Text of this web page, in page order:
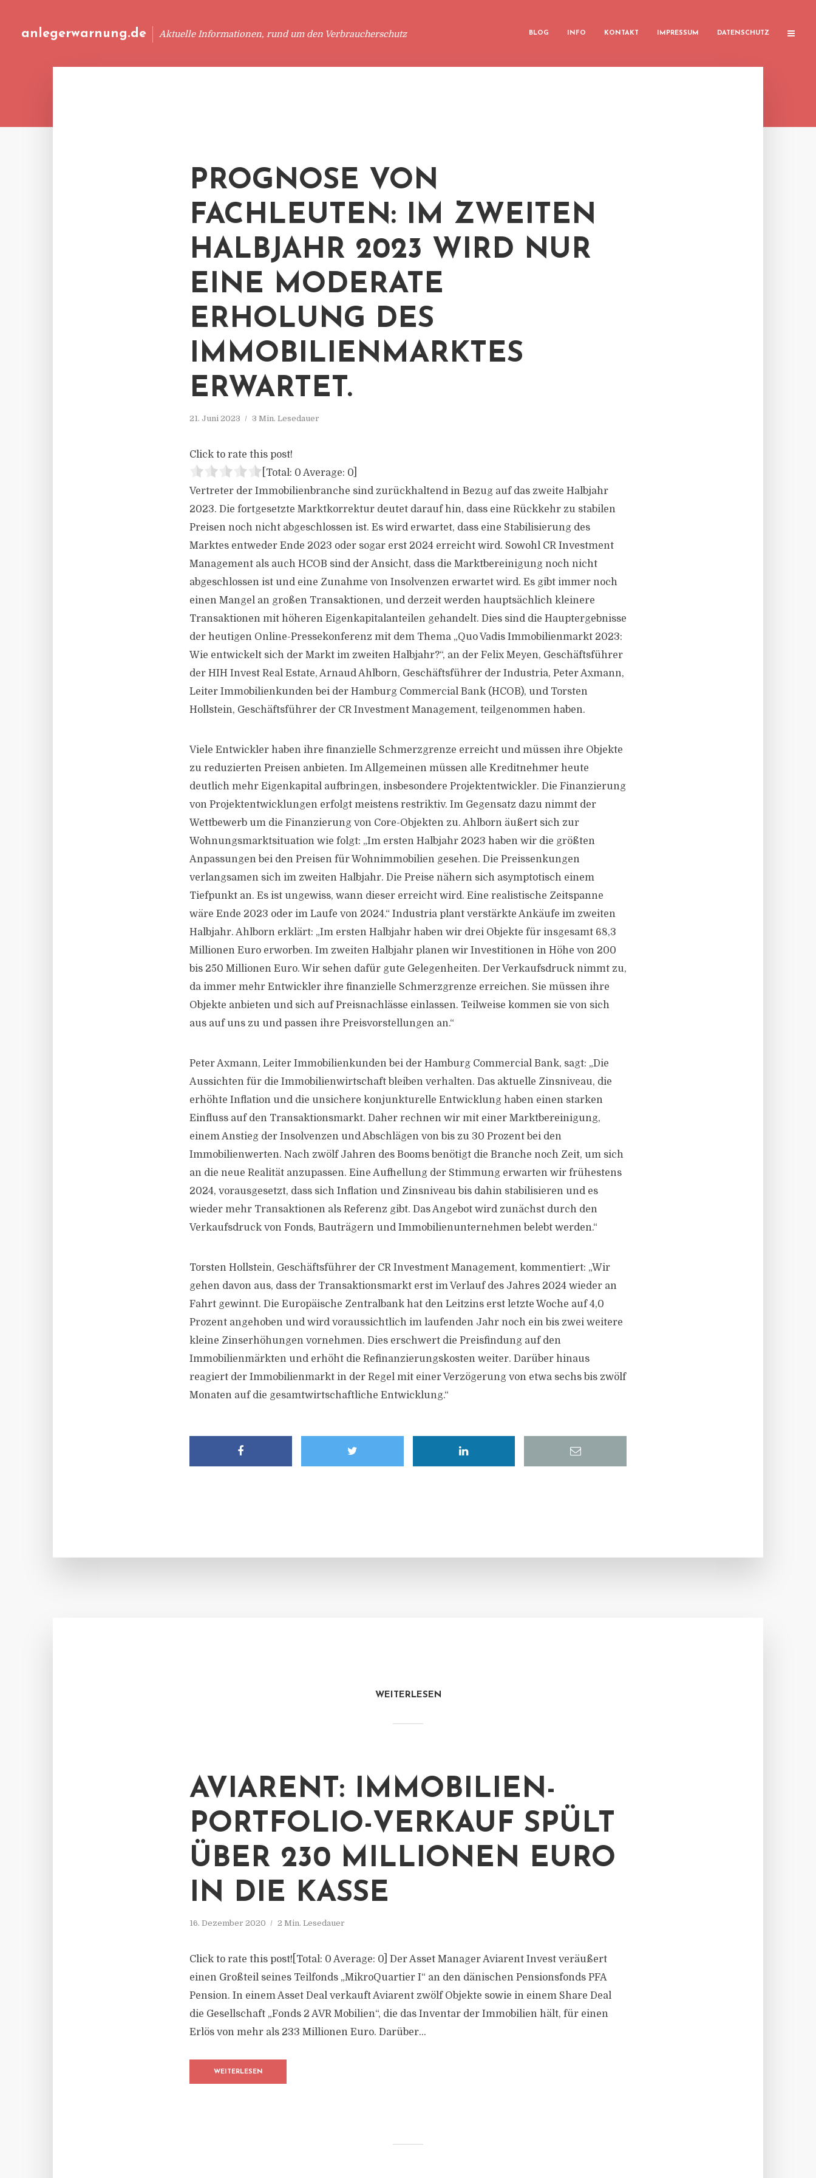
anlegerwarnung.de Aktuelle Informationen, rund um den Verbraucherschutz BLOG INFO KONTAKT IMPRESSUM DATENSCHUTZ
PROGNOSE VON
FACHLEUTEN: IM ZWEITEN
HALBJAHR 2023 WIRD NUR
EINE MODERATE
ERHOLUNG DES
IMMOBILIENMARKTES
ERWARTET.
21. Juni 2023 3 Min. Lesedauer
Click to rate this post!
[Total: 0 Average: 0
Vertreter der Immobilienbranche sind zurückhaltend in Bezug auf das zweite Halbjahr
2023. Die fortgesetzte Marktkorrektur deutet darauf hin, dass eine Rückkehr zu stabilen
Preisen noch nicht abgeschlossen ist. Es wird erwartet, dass eine Stabilisierung des
Marktes entweder Ende 2023 oder sogar erst 2024 erreicht wird. Sowohl CR Investment
Management als auch HCOB sind der Ansicht, dass die Marktbereinigung noch nicht
abgeschlossen ist und eine Zunahme von Insolvenzen erwartet wird. Es gibt immer noch
einen Mangel an großen Transaktionen, und derzeit werden hauptsächlich kleinere
Transaktionen mit höheren Eigenkapitalanteilen gehandelt. Dies sind die Hauptergebnisse
der heutigen Online-Pressekonferenz mit dem Thema „Quo Vadis Immobilienmarkt 2023:
Wie entwickelt sich der Markt im zweiten Halbjahr?“, an der Felix Meyen, Geschäftsführer
der HIH Invest Real Estate, Arnaud Ahlborn, Geschäftsführer der Industria, Peter Axmann,
Leiter Immobilienkunden bei der Hamburg Commercial Bank (HCOB), und Torsten
Hollstein, Geschäftsführer der CR Investment Management, teilgenommen haben.
Viele Entwickler haben ihre finanzielle Schmerzgrenze erreicht und müssen ihre Objekte
zu reduzierten Preisen anbieten. Im Allgemeinen müssen alle Kreditnehmer heute
deutlich mehr Eigenkapital aufbringen, insbesondere Projektentwickler. Die Finanzierung
von Projektentwicklungen erfolgt meistens restriktiv. Im Gegensatz dazu nimmt der
Wettbewerb um die Finanzierung von Core-Objekten zu. Ahlborn äußert sich zur
Wohnungsmarktsituation wie folgt: „Im ersten Halbjahr 2023 haben wir die größten
Anpassungen bei den Preisen für Wohnimmobilien gesehen. Die Preissenkungen
verlangsamen sich im zweiten Halbjahr. Die Preise nähern sich asymptotisch einem
Tiefpunkt an. Es ist ungewiss, wann dieser erreicht wird. Eine realistische Zeitspanne
wäre Ende 2023 oder im Laufe von 2024.“ Industria plant verstärkte Ankäufe im zweiten
Halbjahr. Ahlborn erklärt: „Im ersten Halbjahr haben wir drei Objekte für insgesamt 68,3
Millionen Euro erworben. Im zweiten Halbjahr planen wir Investitionen in Höhe von 200
bis 250 Millionen Euro. Wir sehen dafür gute Gelegenheiten. Der Verkaufsdruck nimmt zu,
da immer mehr Entwickler ihre finanzielle Schmerzgrenze erreichen. Sie müssen ihre
Objekte anbieten und sich auf Preisnachlässe einlassen. Teilweise kommen sie von sich
aus auf uns zu und passen ihre Preisvorstellungen an.“
Peter Axmann, Leiter Immobilienkunden bei der Hamburg Commercial Bank, sagt: „Die
Aussichten für die Immobilienwirtschaft bleiben verhalten. Das aktuelle Zinsniveau, die
erhöhte Inflation und die unsichere konjunkturelle Entwicklung haben einen starken
Einfluss auf den Transaktionsmarkt. Daher rechnen wir mit einer Marktbereinigung,
einem Anstieg der Insolvenzen und Abschlägen von bis zu 30 Prozent bei den
Immobilienwerten. Nach zwölf Jahren des Booms benötigt die Branche noch Zeit, um sich
an die neue Realität anzupassen. Eine Aufhellung der Stimmung erwarten wir frühestens
2024, vorausgesetzt, dass sich Inflation und Zinsniveau bis dahin stabilisieren und es
wieder mehr Transaktionen als Referenz gibt. Das Angebot wird zunächst durch den
Verkaufsdruck von Fonds, Bauträgern und Immobilienunternehmen belebt werden.“
Torsten Hollstein, Geschäftsführer der CR Investment Management, kommentiert: „Wir
gehen davon aus, dass der Transaktionsmarkt erst im Verlauf des Jahres 2024 wieder an
Fahrt gewinnt. Die Europäische Zentralbank hat den Leitzins erst letzte Woche auf 4,0
Prozent angehoben und wird voraussichtlich im laufenden Jahr noch ein bis zwei weitere
kleine Zinserhöhungen vornehmen. Dies erschwert die Preisfindung auf den
Immobilienmärkten und erhöht die Refinanzierungskosten weiter. Darüber hinaus
reagiert der Immobilienmarkt in der Regel mit einer Verzögerung von etwa sechs bis zwölf
Monaten auf die gesamtwirtschaftliche Entwicklung.“
WEITERLESEN
AVIARENT: IMMOBILIEN-
PORTFOLIO-VERKAUF SPÜLT
ÜBER 230 MILLIONEN EURO
IN DIE KASSE
16. Dezember 2020 2 Min. Lesedauer
Click to rate this post![Total: 0 Average: 0] Der Asset Manager Aviarent Invest veräußert
einen Großteil seines Teilfonds „MikroQuartier I“ an den dänischen Pensionsfonds PFA
Pension. In einem Asset Deal verkauft Aviarent zwölf Objekte sowie in einem Share Deal
die Gesellschaft „Fonds 2 AVR Mobilien“, die das Inventar der Immobilien hält, für einen
Erlös von mehr als 233 Millionen Euro. Darüber...
WEITERLESEN